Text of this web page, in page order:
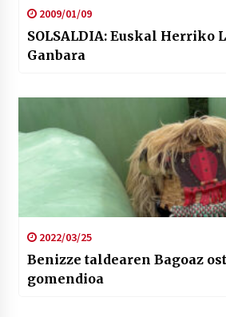
2009/01/09
SOLSALDIA: Euskal Herriko
Ganbara
2022/03/25
Benizze taldearen Bagoaz
gomendioa